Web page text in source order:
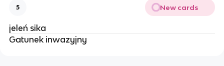
5 New cards
jeleń sika
Gatunek inwazyjny